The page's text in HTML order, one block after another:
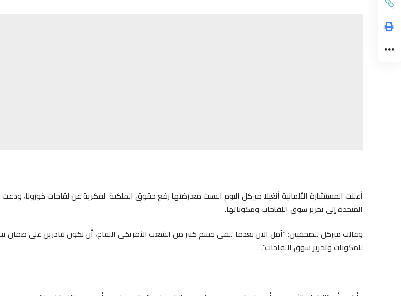
أعلنت المستشارة الألمانية أنغيلا ميركل اليوم السبت معارضتها رفع حقوق الملكية الفكرية عن لقاحات كورونا، ودعت
المتحدة إلى تحرير سوق اللقاحات ومكوناتها.
وقالت ميركل للصحفيين: “آمل الآن بعدما تلقى قسم كبير من الشعب الأمريكي اللقاح، أن نكون قادرين على ضمان
للمكونات وتحرير سوق اللقاحات”.